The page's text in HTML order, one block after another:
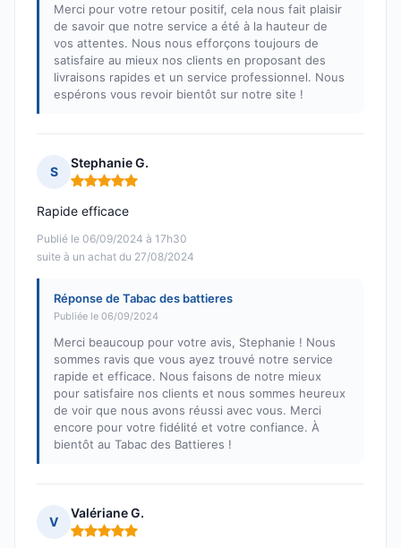
Merci pour votre retour positif, cela nous fait plaisir
de savoir que notre service a été à la hauteur de
vos attentes. Nous nous efforçons toujours de
satisfaire au mieux nos clients en proposant des
livraisons rapides et un service professionnel. Nous
espérons vous revoir bientôt sur notre site !
S
Stephanie G.
Note : 5 sur 5
Publié le 06/09/2024 à 17h30
suite à un achat du 27/08/2024
Rapide efficace
Réponse de Tabac des battieres
Publiée le 06/09/2024
Merci beaucoup pour votre avis, Stephanie ! Nous
sommes ravis que vous ayez trouvé notre service
rapide et efficace. Nous faisons de notre mieux
pour satisfaire nos clients et nous sommes heureux
de voir que nous avons réussi avec vous. Merci
encore pour votre fidélité et votre confiance. À
bientôt au Tabac des Battieres !
V
Valériane G.
Note : 5 sur 5